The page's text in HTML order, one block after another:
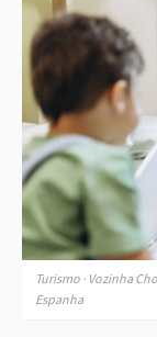
Turismo · Vozinha
Espanha